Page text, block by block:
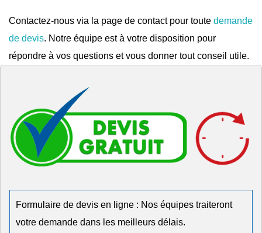
Contactez-nous via la page de contact pour toute demande
de devis. Notre équipe est à votre disposition pour
répondre à vos questions et vous donner tout conseil utile.
Formulaire de devis en ligne : Nos équipes traiteront
votre demande dans les meilleurs délais.